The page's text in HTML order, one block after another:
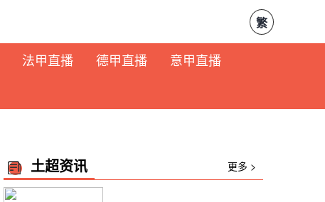
繁
法甲直播 德甲直播
意甲直播
土超资讯 更多 >